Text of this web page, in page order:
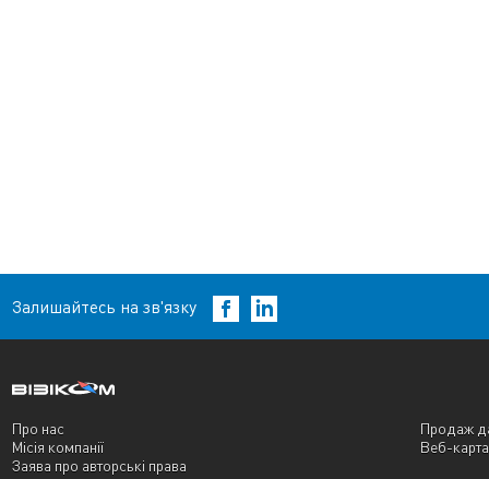
Залишайтесь на зв'язку
Про нас
Місія компанії
Заява про авторські права
Продаж
Веб-карта